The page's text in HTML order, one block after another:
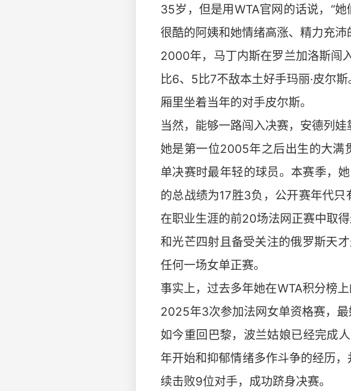
35岁，但是用WTA官网的话说，“
很酷的阿姨和她情绪高涨、精力充沛
2000年，马丁内斯在罗兰加洛斯闯
比6、5比7不敌本土好手玛丽·皮尔
厢里坐着当年的对手皮尔斯。
当然，能够一路闯入决赛，安德列
她是第一位2005年之后出生的大满
单决赛时最年轻的球员。本赛季，
的总战绩为17胜3负，公开赛年代只
在职业生涯的前20场法网正赛中取得
和光芒四射且备受关注的俄罗斯天
任何一场女单正赛。
事实上，过去多年她在WTA积分榜
2025年3次参加法网女单资格赛，最
如今重回巴黎，波兰姑娘已经完成
年开始和抑郁情绪多作斗争的经历
续击败9位对手，成功跻身决赛。